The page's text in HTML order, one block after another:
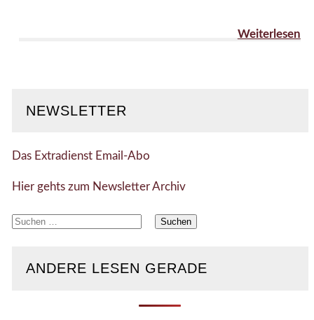
Weiterlesen
NEWSLETTER
Das Extradienst Email-Abo
Hier gehts zum Newsletter Archiv
Suchen
ANDERE LESEN GERADE